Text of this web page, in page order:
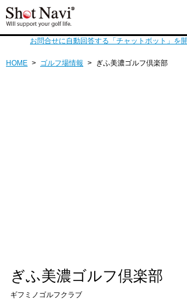
お問合せに自動回答する「チャットボット」を
HOME > ゴルフ場情報 > ぎふ美濃ゴルフ倶楽部
ぎふ美濃ゴルフ倶楽部
ギフミノゴルフクラブ